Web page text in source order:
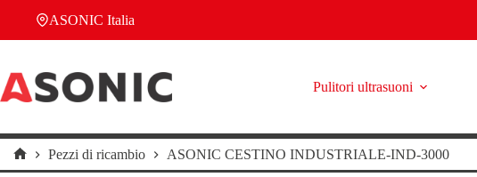
contenuto
ASONIC Italia
Pulitori ultrasuoni
Home
Pezzi di ricambio ASONIC CESTINO INDUSTRIALE-IND-3000